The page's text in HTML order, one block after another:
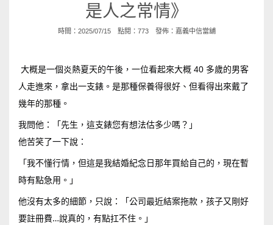
是人之常情》
時間：2025/07/15 點閱：773 發佈： 嘉義中信當舖
大概是一個炎熱夏天的午後，一位看起來大概 40 多歲的男客
人走進來，拿出一支錶。是那種保養得很好、但看得出來戴了
幾年的那種。
我問他：「先生，這支錶您有想法估多少嗎？」
他苦笑了一下說：
「我不懂行情，但這是我結婚紀念日那年買給自己的，現在暫
時有點急用。」
他沒有太多的細節，只說：「公司最近結案拖款，孩子又剛好
要註冊費…說真的，有點扛不住。」